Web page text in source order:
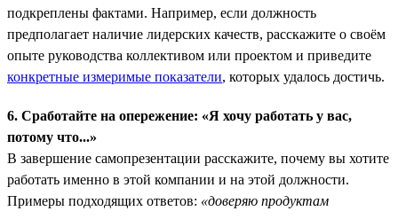
подкреплены фактами. Например, если должность
предполагает наличие лидерских качеств, расскажите о своём
опыте руководства коллективом или проектом и приведите
конкретные измеримые показатели, которых удалось достичь.
6. Сработайте на опережение: «Я хочу работать у вас,
потому что...»
В завершение самопрезентации расскажите, почему вы хотите
работать именно в этой компании и на этой должности.
Примеры подходящих ответов: «доверяю продуктам